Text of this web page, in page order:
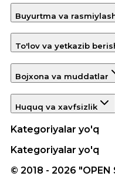
Buyurtma va
To'lov va yetkazib
Bojxona va muddatlar
Huquq va xavfsizlik
Kategoriyalar yo'q
Kategoriyalar yo'q
© 2018 - 2026 "OPEN